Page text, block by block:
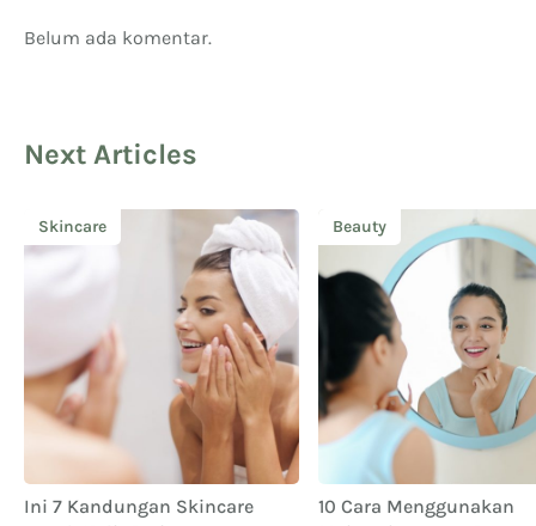
Belum ada komentar.
Next Articles
Skincare
Ini 7 Kandungan Skincare
Beauty
10 Cara Menggunakan